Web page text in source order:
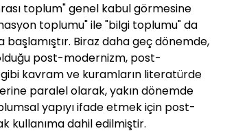
toplum" genel kabul görmesine
toplumu" ile "bilgi toplumu" da
başlamıştır. Biraz daha geç dönemde,
post-modernizm, post-
kavram ve kuramların literatürde
paralel olarak, yakın dönemde
yapıyı ifade etmek için post-
kullanıma dahil edilmiştir.